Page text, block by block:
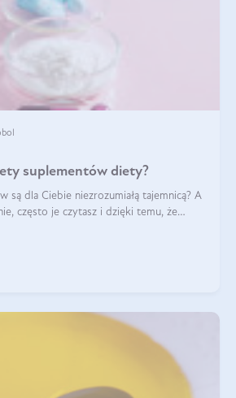
suplementów diety?
są dla Ciebie niezrozumiałą tajemnicą? A
często je czytasz i dzięki temu, że